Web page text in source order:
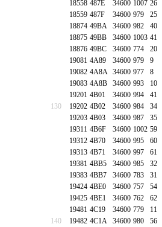
18558 487E 34600 1007 26
18559 487F 34600 979 25
18874 49BA 34600 982 40
18875 49BB 34600 1003 41
18876 49BC 34600 774 20
19081 4A89 34600 979 9
19082 4A8A 34600 977 8
19083 4A8B 34600 993 10
19201 4B01 34600 994 41
130
19202 4B02 34600 984 34
19203 4B03 34600 987 35
19311 4B6F 34600 1002 59
19312 4B70 34600 995 60
19313 4B71 34600 997 61
19381 4BB5 34600 985 32
19383 4BB7 34600 783 31
19424 4BE0 34600 757 54
19425 4BE1 34600 762 62
19481 4C19 34600 779 11
140
19482 4C1A 34600 980 56